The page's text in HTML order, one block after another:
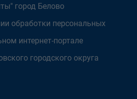
город Белово
обработки персональных
интернет-портале
городского округа